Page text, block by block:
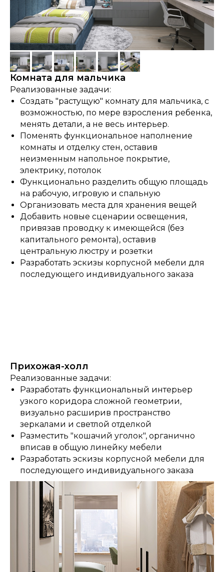
Комната для мальчика
Реализованные задачи:
Создать "растущую" комнату для мальчика, с
возможностью, по мере взросления ребенка,
менять детали, а не весь интерьер.
Поменять функциональное наполнение
комнаты и отделку стен, оставив
неизменным напольное покрытие,
электрику, потолок
Функционально разделить общую площадь
на рабочую, игровую и спальную
Организовать места для хранения вещей
Добавить новые сценарии освещения,
привязав проводку к имеющейся (без
капитального ремонта), оставив
центральную люстру и розетки
Разработать эскизы корпусной мебели для
последующего индивидуального заказа
Прихожая-холл
Реализованные задачи:
Разработать функциональный интерьер
узкого коридора сложной геометрии,
визуально расширив пространство
зеркалами и светлой отделкой
Разместить "кошачий уголок", органично
вписав в общую линейку мебели
Разработать эскизы корпусной мебели для
последующего индивидуального заказа